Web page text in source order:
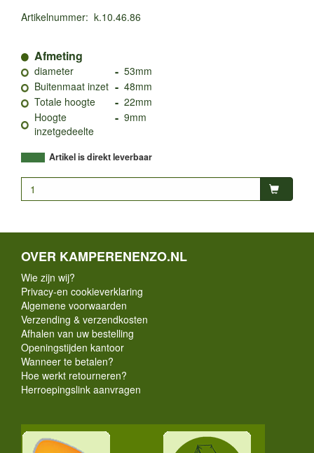
Artikelnummer: k.10.46.86
Afmeting
diameter - 53mm
Buitenmaat inzet - 48mm
Totale hoogte
- 22mm
Hoogte
inzetgedeelte
- 9mm
Artikel is direkt leverbaar
OVER KAMPERENENZO.NL
Wie zijn wij?
Privacy-en cookieverklaring
Algemene voorwaarden
Verzending & verzendkosten
Afhalen van uw bestelling
Openingstijden kantoor
Wanneer te betalen?
Hoe werkt retourneren?
Herroepingslink aanvragen